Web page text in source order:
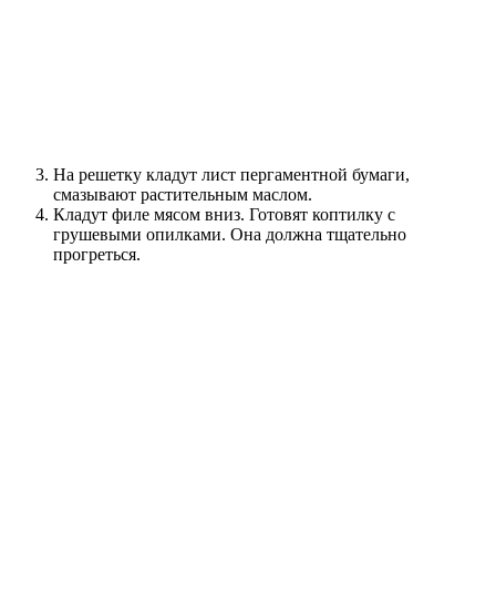
На решетку кладут лист пергаментной бумаги,
смазывают растительным маслом.
Кладут филе мясом вниз. Готовят коптилку с
грушевыми опилками. Она должна тщательно
прогреться.